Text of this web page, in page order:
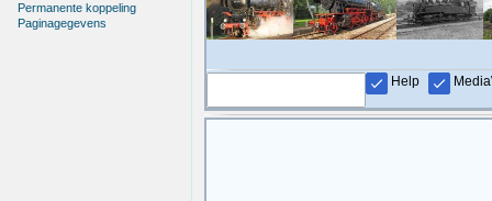
Permanente koppeling
Paginagegevens
Help